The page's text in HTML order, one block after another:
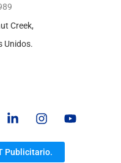
Creek,
Unidos.
Publicitario.